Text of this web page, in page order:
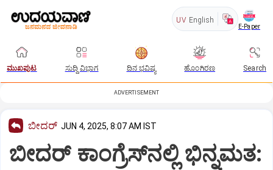
UV English
E-Paper
ಮುಖಪುಟ ಸುದ್ದಿ ವಿಭಾಗ ದಿನ ಭವಿಷ್ಯ ಹೊಂಗಿರಣ Search
ADVERTISEMENT
ಬೀದರ್ JUN 4, 2025, 8:07 AM IST
ಬೀದರ್‌ ಕಾಂಗ್ರೆಸ್‌ನಲ್ಲಿ ಭಿನ್ನಮತ: